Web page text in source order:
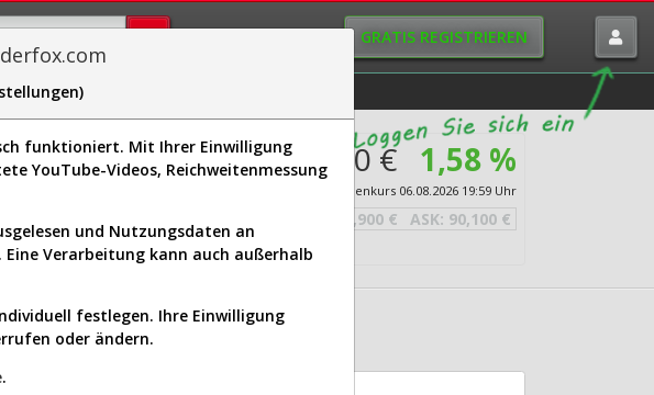
GRATIS REGISTRIEREN
Visualizations
90,000 € 1,58 %
Echtzeit-Aktienkurs 06.08.2026 19:59 Uhr
89,900 € ASK: 90,100 €
/ Aerospace & Defense
funktioniert. Mit Ihrer Einwilligung
YouTube-Videos, Reichweitenmessung
und Nutzungsdaten an
Verarbeitung kann auch außerhalb
festlegen. Ihre Einwilligung
oder ändern.
.